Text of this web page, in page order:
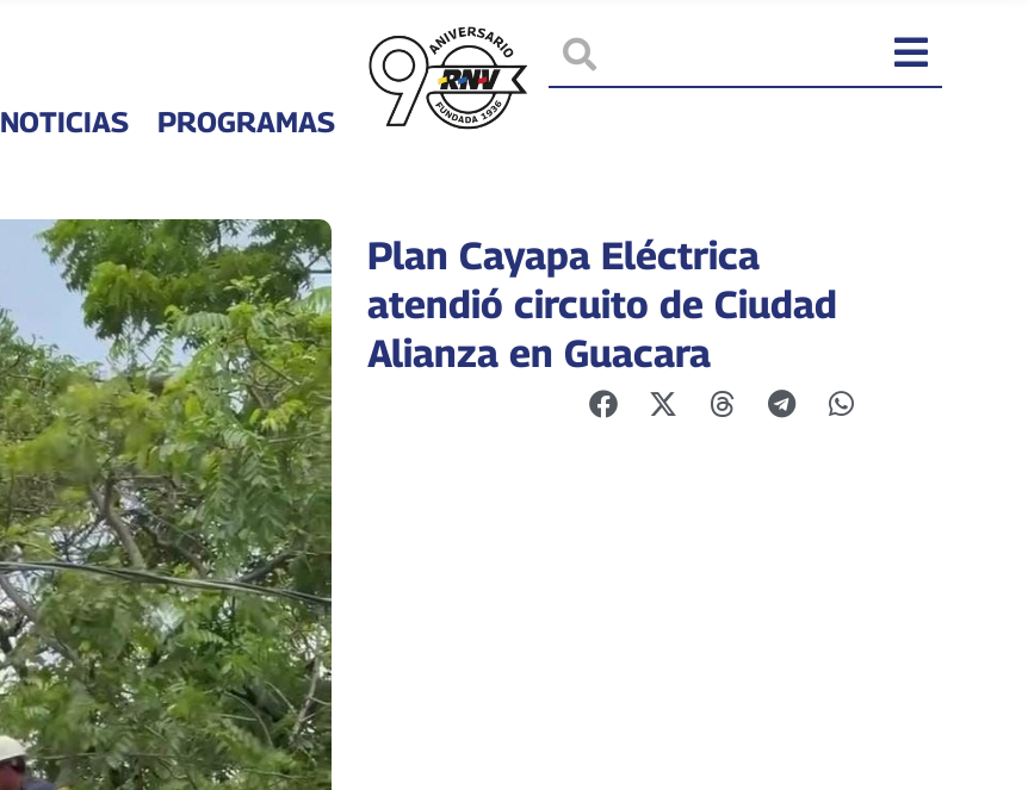
NOTICIAS PROGRAMAS
Plan Cayapa Eléctrica
atendió circuito de Ciudad
Alianza en Guacara